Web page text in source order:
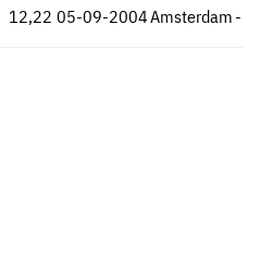
Amsterdam
12,22 -
05-09-2004